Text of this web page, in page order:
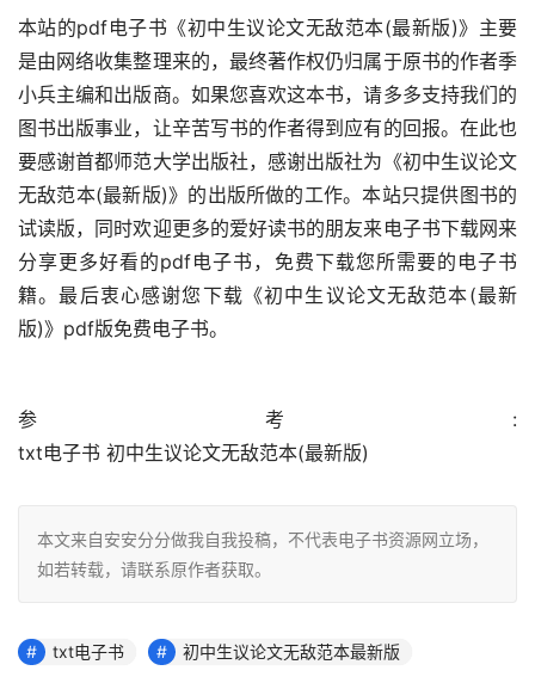
本站的pdf电子书《初中生议论文无敌范本(最新版)》主要
是由网络收集整理来的，最终著作权仍归属于原书的作者季
小兵主编和出版商。如果您喜欢这本书，请多多支持我们的
图书出版事业，让辛苦写书的作者得到应有的回报。在此也
要感谢首都师范大学出版社，感谢出版社为《初中生议论文
无敌范本(最新版)》的出版所做的工作。本站只提供图书的
试读版，同时欢迎更多的爱好读书的朋友来电子书下载网来
分享更多好看的pdf电子书，免费下载您所需要的电子书
籍。最后衷心感谢您下载《初中生议论文无敌范本(最新
版)》pdf版免费电子书。
参考:
txt电子书 初中生议论文无敌范本(最新版)
本文来自安安分分做我自我投稿，不代表电子书资源网立场，
如若转载，请联系原作者获取。
txt电子书 初中生议论文无敌范本最新版